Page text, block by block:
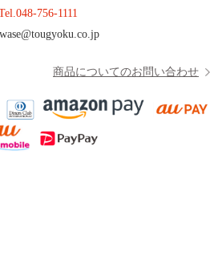
048-756-1111
商品についてのお問い合わせ